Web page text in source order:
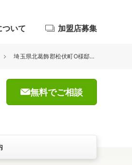
ついて
上
加盟店募集
埼玉県北葛飾郡松伏町O様邸雨漏れ補修工事が完了しました。
無料でご相談